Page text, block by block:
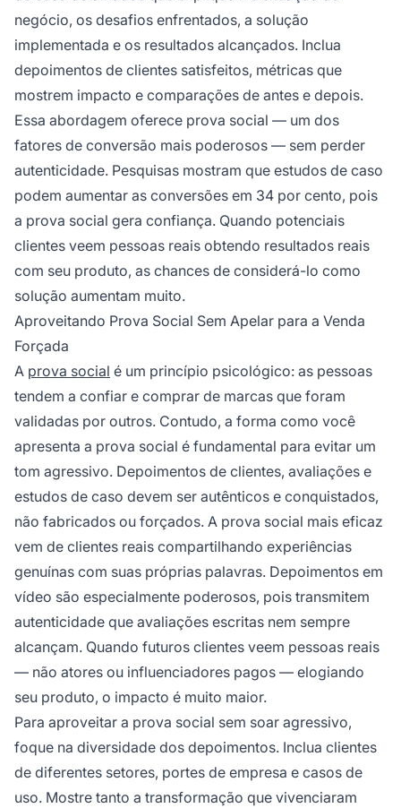
negócio, os desafios enfrentados, a solução
implementada e os resultados alcançados. Inclua
depoimentos de clientes satisfeitos, métricas que
mostrem impacto e comparações de antes e depois.
Essa abordagem oferece prova social — um dos
fatores de conversão mais poderosos — sem perder
autenticidade. Pesquisas mostram que estudos de caso
podem aumentar as conversões em 34 por cento, pois
a prova social gera confiança. Quando potenciais
clientes veem pessoas reais obtendo resultados reais
com seu produto, as chances de considerá-lo como
solução aumentam muito.
Aproveitando Prova Social Sem Apelar para a Venda
Forçada
A prova social é um princípio psicológico: as pessoas
tendem a confiar e comprar de marcas que foram
validadas por outros. Contudo, a forma como você
apresenta a prova social é fundamental para evitar um
tom agressivo. Depoimentos de clientes, avaliações e
estudos de caso devem ser autênticos e conquistados,
não fabricados ou forçados. A prova social mais eficaz
vem de clientes reais compartilhando experiências
genuínas com suas próprias palavras. Depoimentos em
vídeo são especialmente poderosos, pois transmitem
autenticidade que avaliações escritas nem sempre
alcançam. Quando futuros clientes veem pessoas reais
— não atores ou influenciadores pagos — elogiando
seu produto, o impacto é muito maior.
Para aproveitar a prova social sem soar agressivo,
foque na diversidade dos depoimentos. Inclua clientes
de diferentes setores, portes de empresa e casos de
uso. Mostre tanto a transformação que vivenciaram